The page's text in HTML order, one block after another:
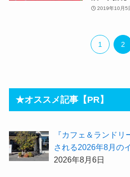
2019年10月5
1 2
★オススメ記事【PR】
『カフェ＆ランド
される2026年8月の
紹介！
2026年8月6日